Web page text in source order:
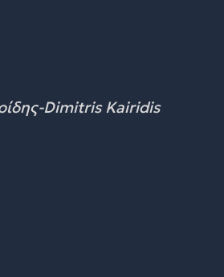
Dimitris Kairidis